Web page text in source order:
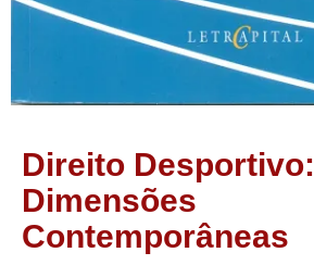
Direito Desportivo:
Dimensões
Contemporâneas